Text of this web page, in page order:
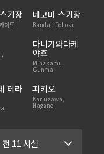
키장
이도
네코마 스키장
Bandai, Tohoku
다니가와다케
야호
Minakami,
Gunma
테라 피키오
Karuizawa,
Nagano
전 11 시설